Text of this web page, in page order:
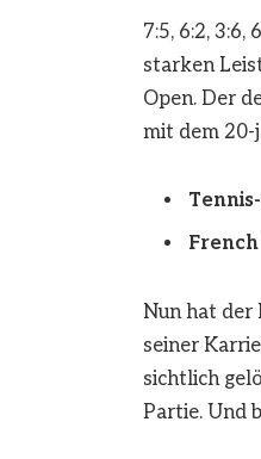
7:5, 6:2,
starken
Open. Der
mit dem 20-
Nun hat der
seiner
sichtlich
Partie. Und